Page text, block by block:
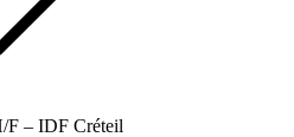
F – IDF Créteil